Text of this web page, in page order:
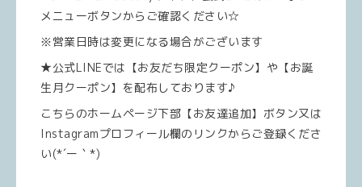
メニューボタンからご確認ください☆
※営業日時は変更になる場合がございます
★公式LINEでは【お友だち限定クーポン】や【お誕
生月クーポン】を配布しております♪
こちらのホームページ下部【お友達追加】ボタン又は
Instagramプロフィール欄のリンクからご登録くださ
い(*´ー｀*)